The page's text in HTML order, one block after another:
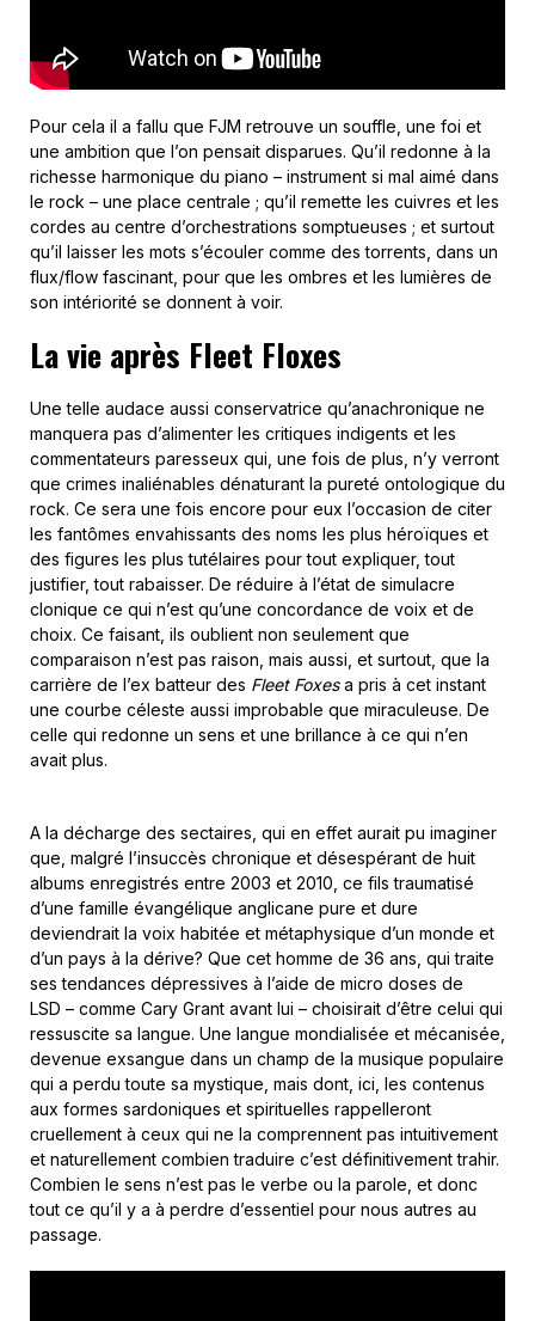
Pour cela il a fallu que FJM retrouve un souffle, une foi et
une ambition que l’on pensait disparues. Qu’il redonne à la
richesse harmonique du piano – instrument si mal aimé dans
le rock – une place centrale ; qu’il remette les cuivres et les
cordes au centre d’orchestrations somptueuses ; et surtout
qu’il laisser les mots s’écouler comme des torrents, dans un
flux/flow fascinant, pour que les ombres et les lumières de
son intériorité se donnent à voir.
La vie après Fleet Floxes
Une telle audace aussi conservatrice qu’anachronique ne
manquera pas d’alimenter les critiques indigents et les
commentateurs paresseux qui, une fois de plus, n’y verront
que crimes inaliénables dénaturant la pureté ontologique du
rock. Ce sera une fois encore pour eux l’occasion de citer
les fantômes envahissants des noms les plus héroïques et
des figures les plus tutélaires pour tout expliquer, tout
justifier, tout rabaisser. De réduire à l’état de simulacre
clonique ce qui n’est qu’une concordance de voix et de
choix. Ce faisant, ils oublient non seulement que
comparaison n’est pas raison, mais aussi, et surtout, que la
carrière de l’ex batteur des Fleet Foxesa pris à cet instant
une courbe céleste aussi improbable que miraculeuse. De
celle qui redonne un sens et une brillance à ce qui n’en
avait plus.
A la décharge des sectaires, qui en effet aurait pu imaginer
que, malgré l’insuccès chronique et désespérant de huit
albums enregistrés entre 2003 et 2010, ce fils traumatisé
d’une famille évangélique anglicane pure et dure
deviendrait la voix habitée et métaphysique d’un monde et
d’un pays à la dérive? Que cet homme de 36 ans, qui traite
ses tendances dépressives à l’aide de micro doses de
LSD – comme Cary Grant avant lui – choisirait d’être celui qui
ressuscite sa langue. Une langue mondialisée et mécanisée,
devenue exsangue dans un champ de la musique populaire
qui a perdu toute sa mystique, mais dont, ici, les contenus
aux formes sardoniques et spirituelles rappelleront
cruellement à ceux qui ne la comprennent pas intuitivement
et naturellement combien traduire c’est définitivement trahir.
Combien le sens n’est pas le verbe ou la parole, et donc
tout ce qu’il y a à perdre d’essentiel pour nous autres au
passage.